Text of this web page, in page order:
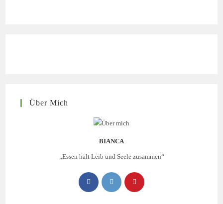
Über Mich
BIANCA
„Essen hält Leib und Seele zusammen“